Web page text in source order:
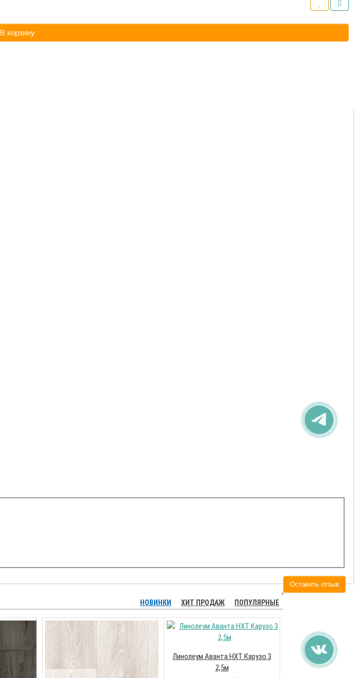
В корзину
Оставить отзыв
НОВИНКИ ХИТ ПРОДАЖ ПОПУЛЯРНЫЕ
Линолеум Аванта НХТ Карузо 3
2,5м
Линолеум Турбо